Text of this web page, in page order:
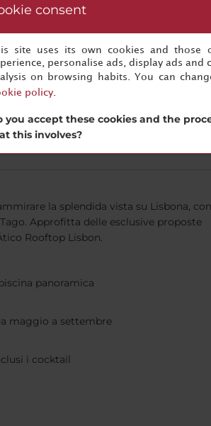
la splendida vista su Lisbona,
Approfitta delle esclusive proposte
Rooftop Lisbon.
panoramica
maggio a settembre
i cocktail
consent
site uses its own cookies and
personalise ads, display ads
on browsing habits. You can
policy.
you accept these cookies and the
this involves?